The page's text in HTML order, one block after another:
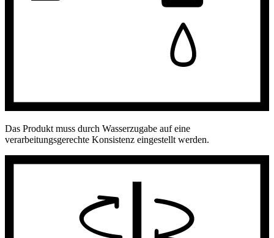
Das Produkt muss durch Wasserzugabe auf eine
verarbeitungsgerechte Konsistenz eingestellt werden.